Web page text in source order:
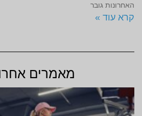
האחרונות גובר
קרא עוד »
מאמרים